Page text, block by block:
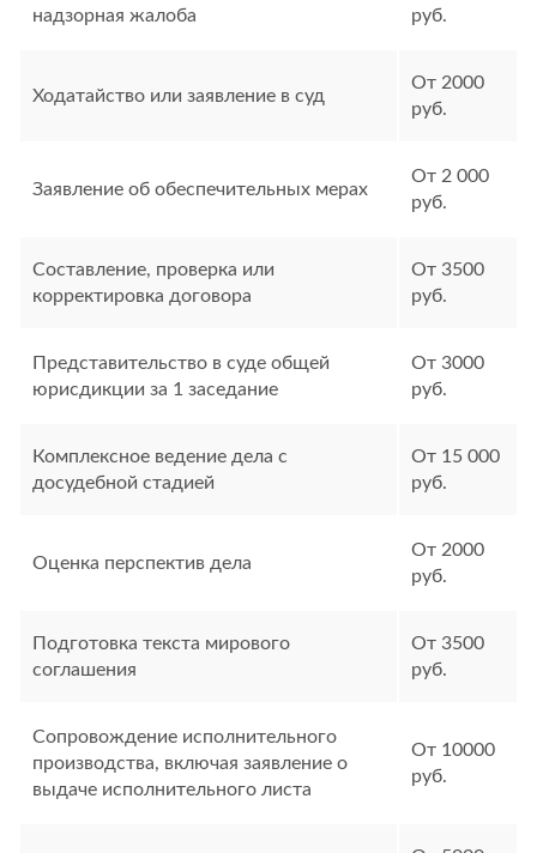
надзорная жалоба
руб.
Ходатайство или заявление в суд
От 2000
руб.
Заявление об обеспечительных мерах
От 2 000
руб.
Составление, проверка или
корректировка договора
От 3500
руб.
Представительство в суде общей
юрисдикции за 1 заседание
От 3000
руб.
Комплексное ведение дела с
досудебной стадией
От 15 000
руб.
Оценка перспектив дела
От 2000
руб.
Подготовка текста мирового
соглашения
От 3500
руб.
Сопровождение исполнительного
производства, включая заявление о
выдаче исполнительного листа
От 10000
руб.